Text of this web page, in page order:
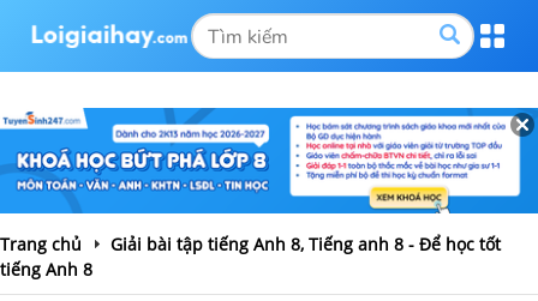
Trang chủ
Giải bài tập tiếng Anh 8, Tiếng anh 8 - Để học tốt
tiếng Anh 8